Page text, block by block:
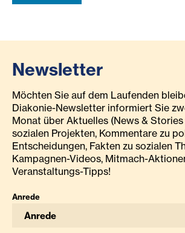
Newsletter
Möchten Sie auf dem Laufenden
Diakonie-Newsletter informiert Sie
Monat über Aktuelles (News & Stories
sozialen Projekten, Kommentare zu
Entscheidungen, Fakten zu sozialen
Kampagnen-Videos, Mitmach-
Veranstaltungs-Tipps!
Anrede
Anrede